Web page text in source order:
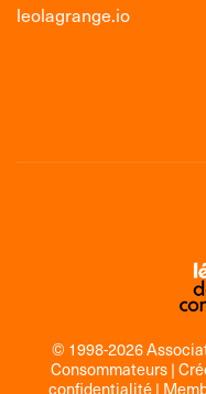
leolagrange.io
© 1998-2026
Consommateurs |
confidentialité|